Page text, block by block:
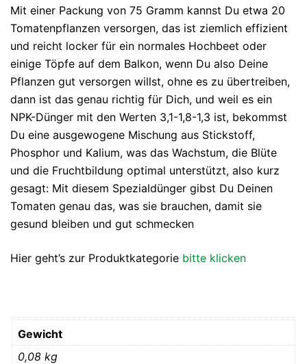
Mit einer Packung von 75 Gramm kannst Du etwa 20
Tomatenpflanzen versorgen, das ist ziemlich effizient
und reicht locker für ein normales Hochbeet oder
einige Töpfe auf dem Balkon, wenn Du also Deine
Pflanzen gut versorgen willst, ohne es zu übertreiben,
dann ist das genau richtig für Dich, und weil es ein
NPK-Dünger mit den Werten 3,1-1,8-1,3 ist, bekommst
Du eine ausgewogene Mischung aus Stickstoff,
Phosphor und Kalium, was das Wachstum, die Blüte
und die Fruchtbildung optimal unterstützt, also kurz
gesagt: Mit diesem Spezialdünger gibst Du Deinen
Tomaten genau das, was sie brauchen, damit sie
gesund bleiben und gut schmecken
Hier geht’s zur Produktkategorie bitte klicken
Gewicht
0,08 kg